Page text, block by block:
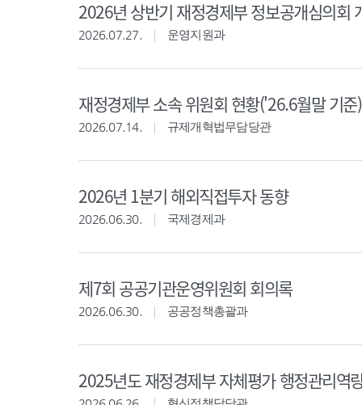
2026년 상반기 재정경제부 정보공개심의회
2026.07.27. 운영지원과
재정경제부 소속 위원회 현황('26.6월말 기준)
2026.07.14. 규제개혁법무담당관
2026년 1분기 해외직접투자 동향
2026.06.30. 국제경제과
제7회 공공기관운영위원회 회의록
2026.06.30. 공공정책총괄과
2025년도 재정경제부 자체평가 행정관리역